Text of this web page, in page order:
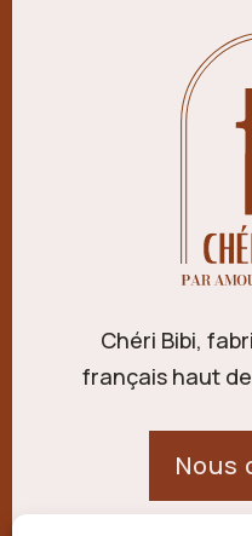
Chéri Bibi,
français haut
Nous